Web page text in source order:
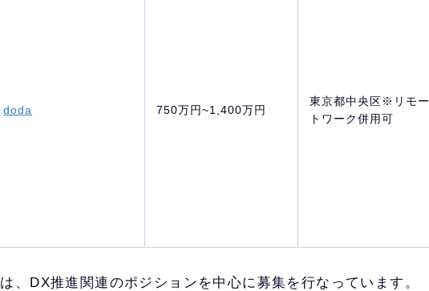
doda 750万円~1,400万円
東京都中央区※リモー
トワーク併用可
、DX推進関連のポジションを中心に募集を行なっています。